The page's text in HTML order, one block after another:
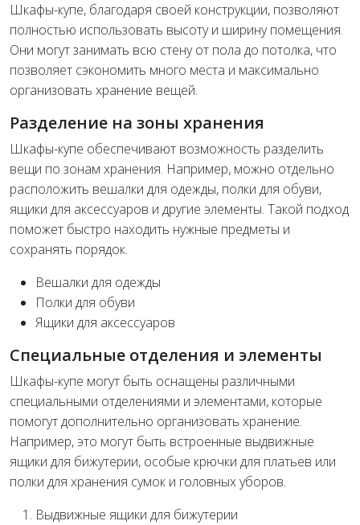
Шкафы-купе, благодаря своей конструкции, позволяют
полностью использовать высоту и ширину помещения.
Они могут занимать всю стену от пола до потолка, что
позволяет сэкономить много места и максимально
организовать хранение вещей.
Разделение на зоны хранения
Шкафы-купе обеспечивают возможность разделить
вещи по зонам хранения. Например, можно отдельно
расположить вешалки для одежды, полки для обуви,
ящики для аксессуаров и другие элементы. Такой подход
поможет быстро находить нужные предметы и
сохранять порядок.
Вешалки для одежды
Полки для обуви
Ящики для аксессуаров
Специальные отделения и элементы
Шкафы-купе могут быть оснащены различными
специальными отделениями и элементами, которые
помогут дополнительно организовать хранение.
Например, это могут быть встроенные выдвижные
ящики для бижутерии, особые крючки для платьев или
полки для хранения сумок и головных уборов.
Выдвижные ящики для бижутерии